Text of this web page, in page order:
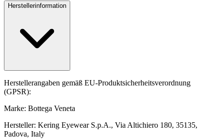
Herstellerinformation
Herstellerangaben gemäß EU-Produktsicherheitsverordnung
(GPSR):
Marke: Bottega Veneta
Hersteller: Kering Eyewear S.p.A., Via Altichiero 180, 35135,
Padova, Italy